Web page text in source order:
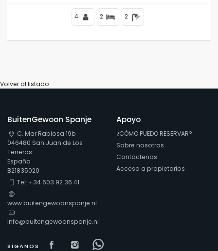
4 2 2
Volver al listado
BuitenGewoon Spanje
C. Mar Rabiosa 19b
046480 San Juan de Los
Terreros
España
B21835020
Tel: +34 603 92 36 41
www.buitengewoonspanje.nl
Info@buitengewoonspanje.nl
SÍGANOS Visit our Facebook page
Visit our isntagram page
Apoyo
¿CÓMO PUEDO RESERVAR?
Sobre nosotros
Contáctenos
Acceso a propietarios